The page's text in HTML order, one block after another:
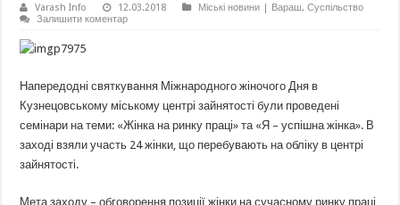
Varash Info 12.03.2018 Міські новини | Вараш,Суспільство
Залишити коментар
Напередодні святкування Міжнародного жіночого Дня в
Кузнецовському міському центрі зайнятості були проведені
семінари на теми: «Жінка на ринку праці» та «Я – успішна жінка». В
заході взяли участь 24 жінки, що перебувають на обліку в центрі
зайнятості.
Мета заходу – обговорення позиції жінки на сучасному ринку праці,